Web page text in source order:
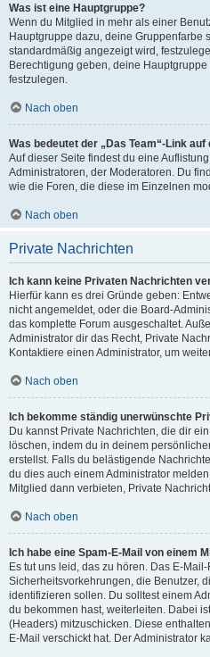
Was ist eine Hauptgruppe?
Wenn du Mitglied in mehr als einer
Hauptgruppe dazu, deine Gruppenfarbe
standardmäßig angezeigt wird,
Berechtigung geben, deine
festzulegen.
Nach oben
Was bedeutet der „Das Team“-Link
Auf dieser Seite findest du eine
Administratoren, der Moderatoren. Du
wie die Foren, die diese im Einzelnen
Nach oben
Private Nachrichten
Ich kann keine Privaten Nachrichten
Hierfür kann es drei Gründe geben:
nicht angemeldet, oder die Board-
das komplette Forum ausgeschaltet.
Administrator dir das Recht, Private
Kontaktiere einen Administrator, um
Nach oben
Ich bekomme ständig unerwünschte
Du kannst Private Nachrichten, die dir
löschen, indem du in deinem
erstellst. Falls du belästigende
du dies auch einem Administrator
Mitglied dann verbieten, Private
Nach oben
Ich habe eine Spam-E-Mail von einem
Es tut uns leid, das zu hören. Das E-
Sicherheitsvorkehrungen, die Benutzer,
identifizieren sollen. Du solltest einem
du bekommen hast, weiterleiten. Dabei
(Headers) mitzuschicken. Diese
E-Mail verschickt hat. Der Administrator